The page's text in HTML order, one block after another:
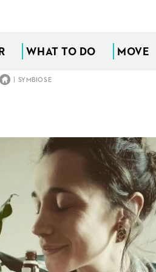
WHAT TO DO MOVE
| SYMBIOSE